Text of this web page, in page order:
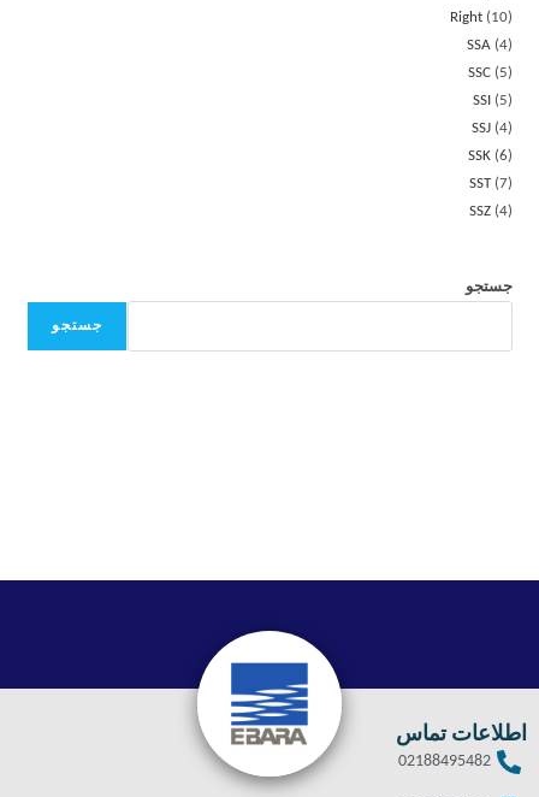
Right
10
SSA 4
SSC
5
SSI
5
SSJ 4
SSK 6
SST 7
SSZ 4
جستجو
جستجو
اطلاعات تماس
02188495482